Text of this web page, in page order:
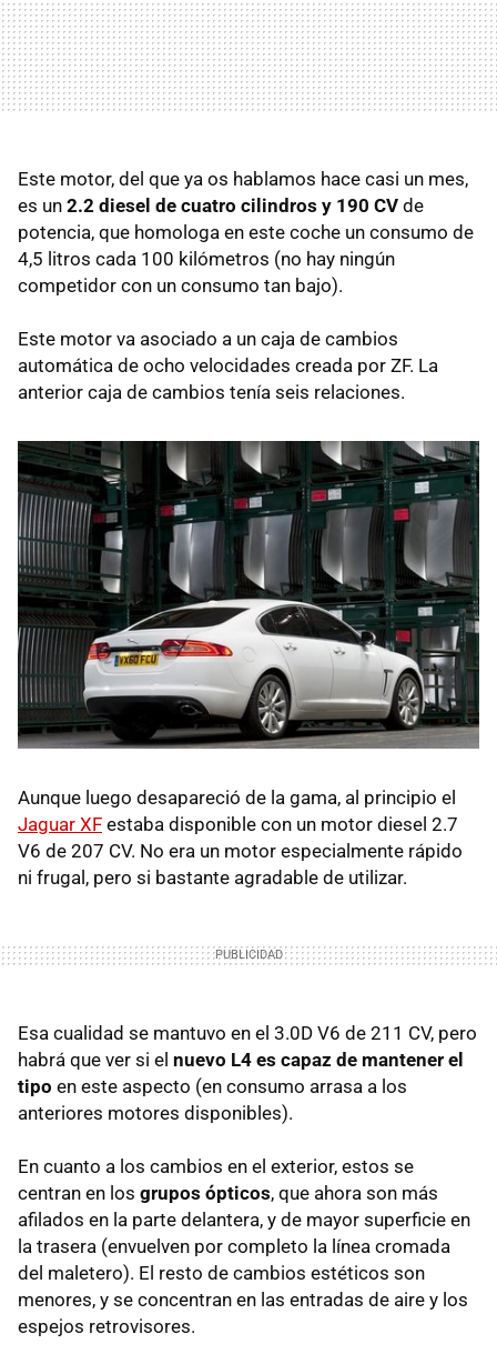
Este motor, del que ya os hablamos hace casi un mes,
es un 2.2 diesel de cuatro cilindros y 190 CV de
potencia, que homologa en este coche un consumo de
4,5 litros cada 100 kilómetros (no hay ningún
competidor con un consumo tan bajo).
Este motor va asociado a un caja de cambios
automática de ocho velocidades creada por ZF. La
anterior caja de cambios tenía seis relaciones.
Aunque luego desapareció de la gama, al principio el
Jaguar XF estaba disponible con un motor diesel 2.7
V6 de 207 CV. No era un motor especialmente rápido
ni frugal, pero si bastante agradable de utilizar.
Esa cualidad se mantuvo en el 3.0D V6 de 211 CV, pero
habrá que ver si el nuevo L4 es capaz de mantener el
tipo en este aspecto (en consumo arrasa a los
anteriores motores disponibles).
En cuanto a los cambios en el exterior, estos se
centran en los grupos ópticos, que ahora son más
afilados en la parte delantera, y de mayor superficie en
la trasera (envuelven por completo la línea cromada
del maletero). El resto de cambios estéticos son
menores, y se concentran en las entradas de aire y los
espejos retrovisores.